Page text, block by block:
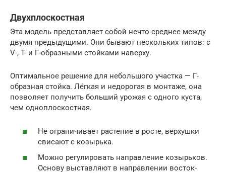
Двухплоскостная
Эта модель представляет собой нечто среднее между
двумя предыдущими. Они бывают нескольких типов: с
V-, T- и Г-образными стойками наверху.
Оптимальное решение для небольшого участка — Г-
образная стойка. Лёгкая и недорогая в монтаже, она
позволяет получить больший урожая с одного куста,
чем одноплоскостная.
Не ограничивает растение в росте, верхушки
свисают с козырька.
Можно регулировать направление козырьков.
Основу выставляют в направлении восток-